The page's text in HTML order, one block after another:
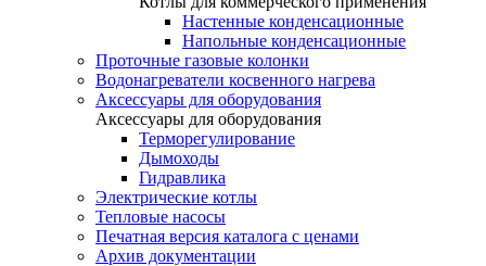
Настенные конденсационные
Напольные конденсационные
Проточные газовые колонки
Водонагреватели косвенного нагрева
Аксессуары для оборудования
Аксессуары для оборудования
Терморегулирование
Дымоходы
Гидравлика
Электрические котлы
Тепловые насосы
Печатная версия каталога с ценами
Архив документации